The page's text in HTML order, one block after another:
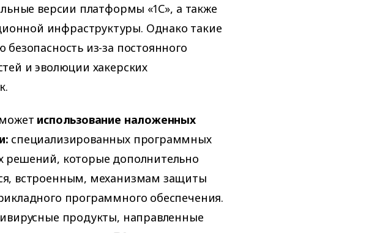
версии платформы «1С», а также
инфраструктуры. Однако такие
из-за постоянного
и эволюции хакерских
использование наложенных
специализированных программных
которые дополнительно
встроенным, механизмам защиты
программного обеспечения.
продукты, направленные